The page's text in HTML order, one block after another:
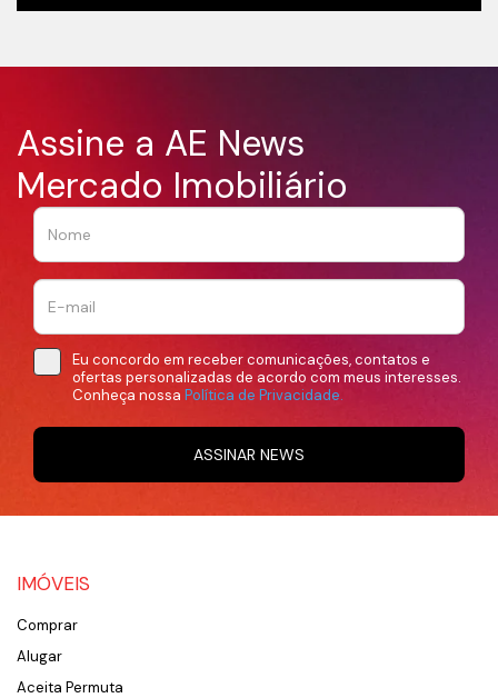
Assine a AE News
Mercado Imobiliário
Eu concordo em receber comunicações, contatos e
ofertas personalizadas de acordo com meus interesses.
Conheça nossa Política de Privacidade.
ASSINAR NEWS
IMÓVEIS
Comprar
Alugar
Aceita Permuta